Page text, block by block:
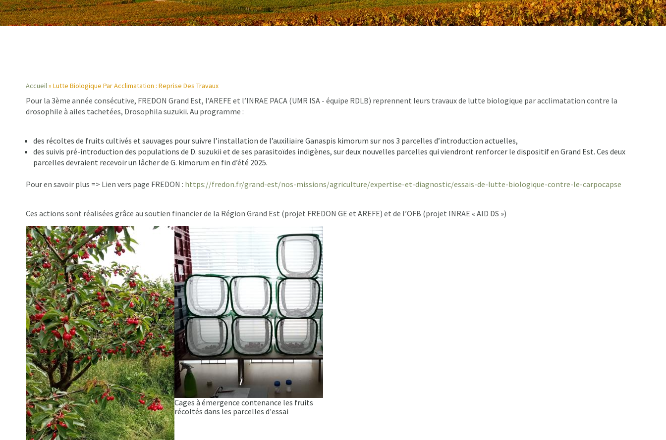
Fil
Accueil Lutte Biologique Par Acclimatation : Reprise Des Travaux
Pour la 3ème année consécutive, FREDON Grand Est, l’AREFE et l’INRAE PACA (UMR ISA - équipe RDLB) reprennent leurs travaux de lutte biologique par acclimatation contre la
drosophile à ailes tachetées, Drosophila suzukii. Au programme :
des récoltes de fruits cultivés et sauvages pour suivre l’installation de l’auxiliaire Ganaspis kimorum sur nos 3 parcelles d’introduction actuelles,
des suivis pré-introduction des populations de D. suzukii et de ses parasitoïdes indigènes, sur deux nouvelles parcelles qui viendront renforcer le dispositif en Grand Est. Ces deux
parcelles devraient recevoir un lâcher de G. kimorum en fin d’été 2025.
Pour en savoir plus => Lien vers page FREDON : https://fredon.fr/grand-est/nos-missions/agriculture/expertise-et-diagnostic/essais-de-lutte-biologique-contre-le-carpocapse
Ces actions sont réalisées grâce au soutien financier de la Région Grand Est (projet FREDON GE et AREFE) et de l’OFB (projet INRAE « AID DS »)
Cages à émergence contenance les fruits
récoltés dans les parcelles d'essai